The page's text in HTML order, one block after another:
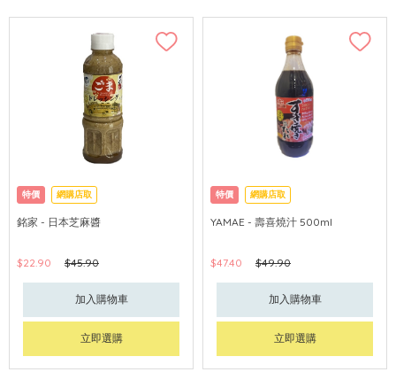
特價 網購店取
銘家 - 日本芝麻醬
$22.90 $45.90
加入購物車
立即選購
特價 網購店取
YAMAE - 壽喜燒汁 500ml
$47.40 $49.90
加入購物車
立即選購